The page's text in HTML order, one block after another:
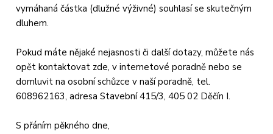
vymáhaná částka (dlužné výživné) souhlasí se skutečným
dluhem.
Pokud máte nějaké nejasnosti či další dotazy, můžete nás
opět kontaktovat zde, v internetové poradně nebo se
domluvit na osobní schůzce v naší poradně, tel.
608962163, adresa Stavební 415/3, 405 02 Děčín I.
S přáním pěkného dne,